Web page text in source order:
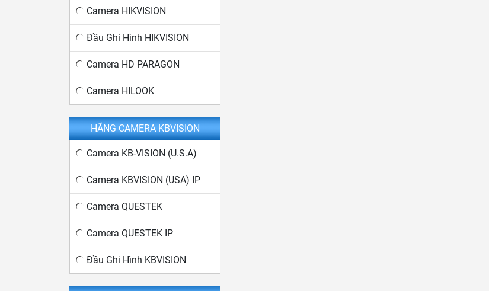
Camera HIKVISION
Đầu Ghi Hình HIKVISION
Camera HD PARAGON
Camera HILOOK
HÃNG CAMERA KBVISION
Camera KB-VISION (U.S.A)
Camera KBVISION (USA) IP
Camera QUESTEK
Camera QUESTEK IP
Đầu Ghi Hình KBVISION